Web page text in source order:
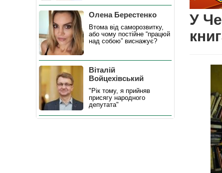
У
Олена Берестенко
Втома від саморозвитку,
або чому постійне “працюй
над собою” виснажує?
Віталій
Войцехівський
"Рік тому, я прийняв
присягу народного
депутата"